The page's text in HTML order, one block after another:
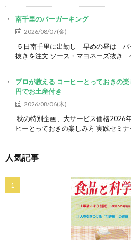
南千里のバーガーキング
2026/08/07(金)
５日南千里に出勤し 早めの昼は
抜きを注文 ソース・マヨネーズ抜き
プロが教える コーヒーとっておきの
円でお土産付き
2026/08/06(木)
秋の特別企画、大サービス価格2026
ヒーとっておきの楽しみ方 実践セミ
人気記事